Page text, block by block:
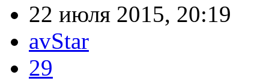
22 июля 2015, 20:19
avStar
29